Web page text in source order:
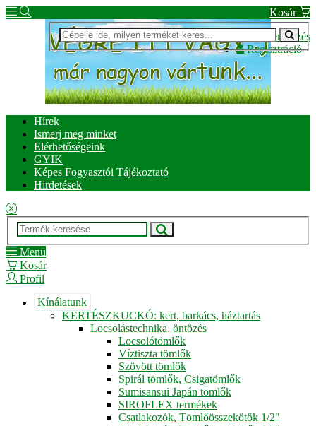
Kosár
Bejelentkezés
Regisztráció
Hírek
Ismerj meg minket
Elérhetőségeink
GYIK
Képes Fogyasztói Tájékoztató
Hirdetések
Menü
Kosár
Profil
Kínálatunk
KERTÉSZKUCKÓ: kert, barkács, háztartás
Locsolástechnika, öntözés
Locsolótömlők
Víztiszta tömlők
Szövött tömlők
Spirál tömlők, Csigatömlők
Sumisansui Japán tömlők
SIROFLEX termékek
Csatlakozók, Tömlőösszekötők 1/2"